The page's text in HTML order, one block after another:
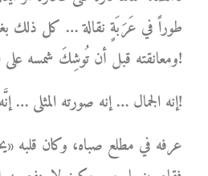
طوراً في عَرَبَةٍ نقالة … كل ذلك
ومعانقته قبل أن تُوشِكَ شمسه على الغياب ؟!
إنه الجمال … إنه صورته المثلى … إنَّه الفن . . . الفن لا غير!
عرفه في مطلع صباه، وكان قلبه